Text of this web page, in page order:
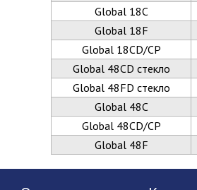
Global 18С
Global 18F
Global 18CD/СР
Global 48CD стекло
Global 48FD стекло
Global 48C
Global 48CD/СР
Global 48F